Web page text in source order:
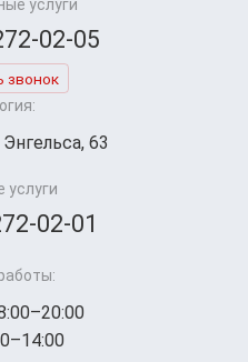
услуги
02-05
звонок
63
услуги
02-01